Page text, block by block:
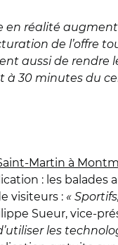
réalité
de l’offre
aussi de
à 30 minutes du
Martin à
: les
visiteurs : «
Sueur, vice-
les